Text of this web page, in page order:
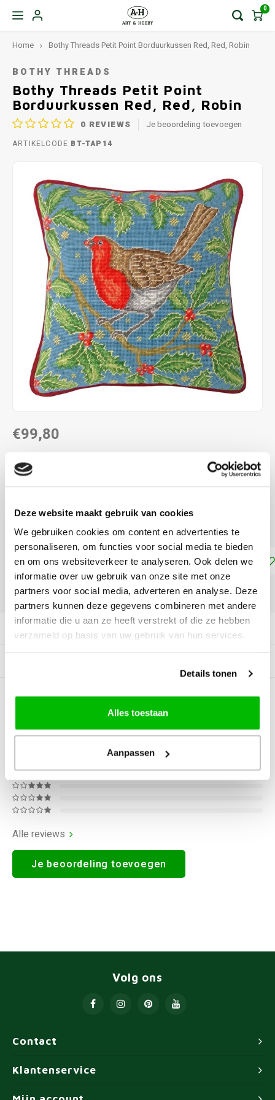
Deze website maakt gebruik van cookies
We gebruiken cookies om content en advertenties te
personaliseren, om functies voor social media te bieden
en om ons websiteverkeer te analyseren. Ook delen we
informatie over uw gebruik van onze site met onze
partners voor social media, adverteren en analyse. Deze
partners kunnen deze gegevens combineren met andere
informatie die u aan ze heeft verstrekt of die ze hebben
verzameld op basis van uw gebruik van hun services.
Details tonen
Alles toestaan
Aanpassen
0
Home Bothy Threads Petit Point Borduurkussen Red, Red, Robin
BOTHY THREADS
Bothy Threads Petit Point
Borduurkussen Red, Red, Robin
0 REVIEWS Je beoordeling toevoegen
ARTIKELCODE BT-TAP14
€99,80
LEVERTIJD: CA. 2 - 4 WEKEN
12 count halve kruisjes
voorbedrukt
Lees meer
Toevoegen aan winkelwagen
DELEN:
BEOORDELINGEN
0Reviews
Alle reviews
Je beoordeling toevoegen
Contact
Volg ons
Klantenservice